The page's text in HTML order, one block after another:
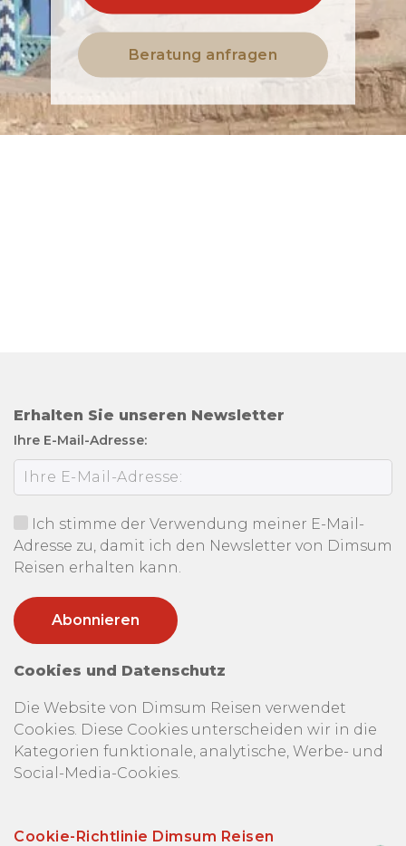
Beratung anfragen
Erhalten Sie unseren Newsletter
Ihre E-Mail-Adresse:
Ich stimme der Verwendung meiner E-Mail-
Adresse zu, damit ich den Newsletter von Dimsum
Reisen erhalten kann.
Cookies und Datenschutz
Die Website von Dimsum Reisen verwendet
Cookies. Diese Cookies unterscheiden wir in die
Kategorien funktionale, analytische, Werbe- und
Social-Media-Cookies.
Cookie-Richtlinie Dimsum Reisen